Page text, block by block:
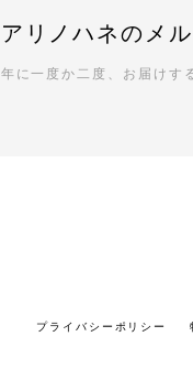
アリノハネのメ
年に一度か二度、お届けす
プライバシーポリシー